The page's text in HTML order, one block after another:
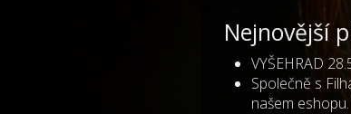
Nejnovější
VYŠEHRAD
Společně s
našem